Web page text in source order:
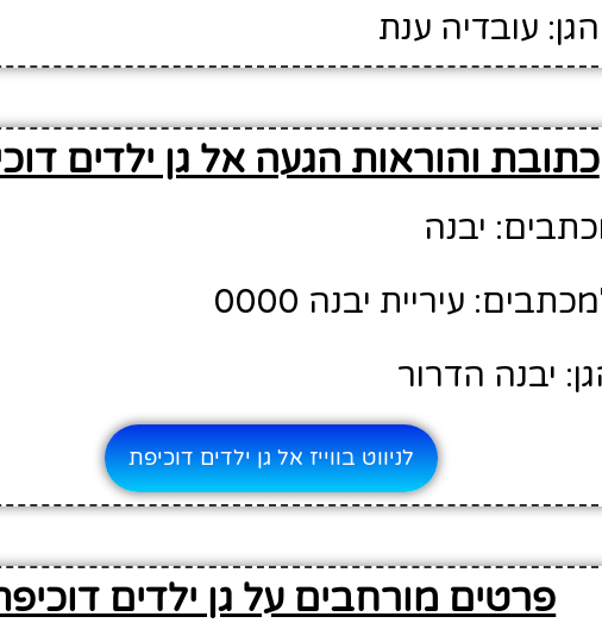
עובדיה ענת
כתובת והוראות הגעה אל גן ילדים
יבנה
עיריית יבנה 0000
יבנה הדרור
לניווט בווייז אל גן ילדים דוכיפת
פרטים מורחבים על גן ילדים